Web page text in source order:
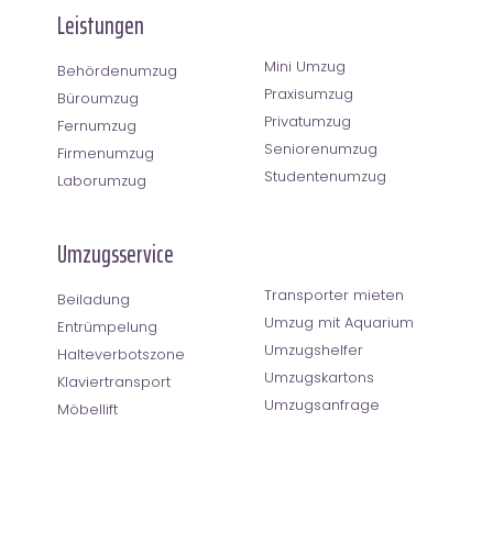
Leistungen
Behördenumzug
Büroumzug
Fernumzug
Firmenumzug
Laborumzug
Mini Umzug
Praxisumzug
Privatumzug
Seniorenumzug
Studentenumzug
Umzugsservice
Beiladung
Entrümpelung
Halteverbotszone
Klaviertransport
Möbellift
Transporter mieten
Umzug mit Aquarium
Umzugshelfer
Umzugskartons
Umzugsanfrage